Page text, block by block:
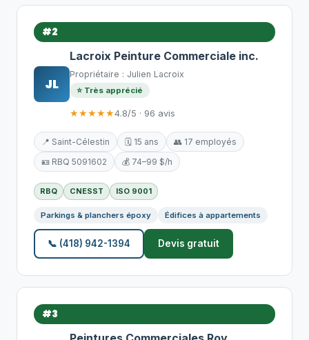
#2
JL
Lacroix Peinture Commerciale inc.
Propriétaire : Julien Lacroix
⭐ Très apprécié
★★★★★4.8/5 · 96 avis
📍 Saint-Célestin 🗓️ 15 ans
👥 17 employés
🪪 RBQ 5091602
💰 74–99 $/h
RBQ CNESST ISO 9001
Parkings & planchers époxy Édifices à appartements
📞 (418) 942-1394 Devis gratuit
#3